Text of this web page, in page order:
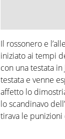
Il rossonero e
iniziato ai tempi
con una testata
testata e venne
affetto lo
lo scandinavo
tirava le